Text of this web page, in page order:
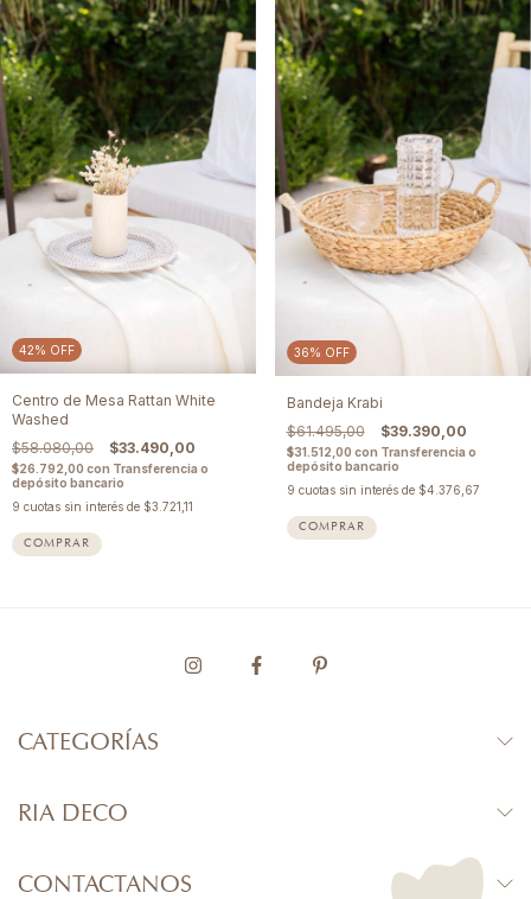
42% OFF
Centro de Mesa Rattan White
Washed
$58.080,00
$33.490,00
$26.792,00 con Transferencia o
depósito bancario
9 cuotas sin interés de $3.721,11
36% OFF
Bandeja Krabi
$61.495,00
$39.390,00
$31.512,00 con Transferencia o
depósito bancario
9 cuotas sin interés de $4.376,67
CATEGORÍAS
RIA DECO
CONTACTANOS